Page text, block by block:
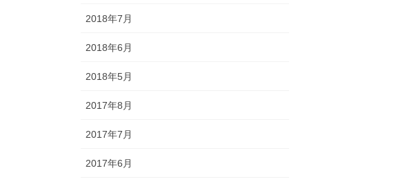
2018年7月
2018年6月
2018年5月
2017年8月
2017年7月
2017年6月